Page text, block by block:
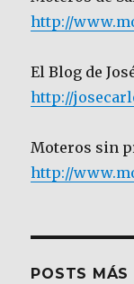
http://
El Blog de
http://
Moteros sin
http://
POSTS MÁS